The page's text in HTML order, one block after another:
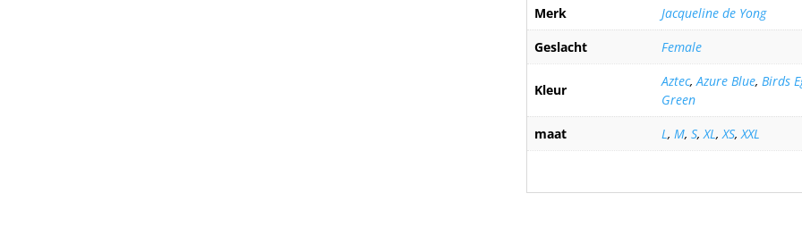
Merk
Jacqueline de Yong
Geslacht
Female
Kleur
Aztec,Azure Blue,Birds
Green
maat
L,M,S,XL,XS,XXL